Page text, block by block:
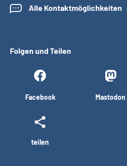
Alle Kontaktmöglichkeiten
Folgen und Teilen
Facebook Mastodon
teilen